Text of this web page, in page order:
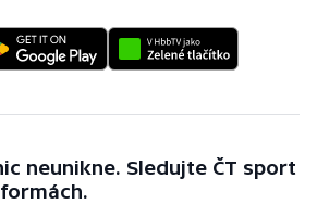
neunikne. Sledujte ČT sport